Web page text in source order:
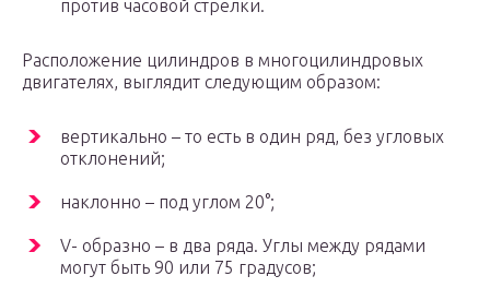
против часовой стрелки.
Расположение цилиндров в многоцилиндровых
двигателях, выглядит следующим образом:
вертикально – то есть в один ряд, без угловых
отклонений;
наклонно – под углом 20°;
V- образно – в два ряда. Углы между рядами
могут быть 90 или 75 градусов;